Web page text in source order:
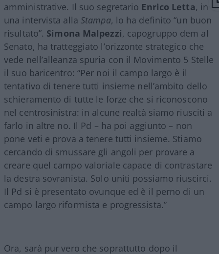
amministrative. Il suo segretario Enrico Letta, in
una intervista allaStampa, lo ha definito “un buon
risultato”. Simona Malpezzi, capogruppo dem al
Senato, ha tratteggiato l’orizzonte strategico che
vede nell’alleanza spuria con il Movimento 5 Stelle
il suo baricentro: “Per noi il campo largo è il
tentativo di tenere tutti insieme nell’ambito dello
schieramento di tutte le forze che si riconoscono
nel centrosinistra: in alcune realtà siamo riusciti a
farlo in altre no. Il Pd – ha poi aggiunto – non
pone veti e prova a tenere tutti insieme. Stiamo
cercando di smussare gli angoli per provare a
creare quel campo valoriale capace di contrastare
la destra sovranista. Solo uniti possiamo riuscirci.
Il Pd si è presentato ovunque ed è il perno di un
campo largo riformista e progressista.”
Ora, sarà pur vero che soprattutto dopo il